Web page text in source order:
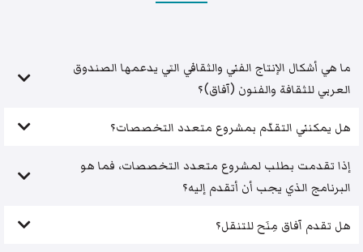
ما هي أشكال الإنتاج الفني والثقافي التي يدعمها الصندوق
العربي للثقافة والفنون (آفاق)؟
هل يمكنني التقدّم بمشروع متعدد التخصصات؟
إذا تقدمت بطلب لمشروع متعدد التخصصات، فما هو
البرنامج الذي يجب أن أتقدم إليه؟
هل تقدم آفاق مِنَح للتنقل؟